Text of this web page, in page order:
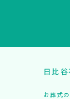
日比
お葬式